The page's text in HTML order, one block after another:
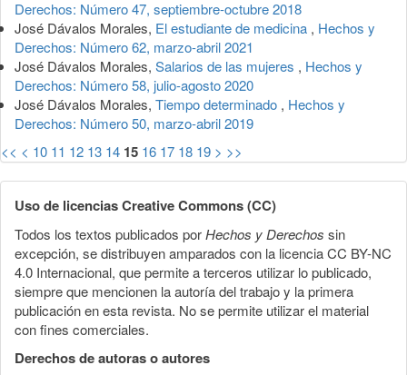
Derechos: Número 47, septiembre-octubre 2018
José Dávalos Morales, El estudiante de medicina , Hechos y
Derechos: Número 62, marzo-abril 2021
José Dávalos Morales, Salarios de las mujeres , Hechos y
Derechos: Número 58, julio-agosto 2020
José Dávalos Morales, Tiempo determinado , Hechos y
Derechos: Número 50, marzo-abril 2019
<< < 10 11 12 13 14 15 16 17 18 19 > >>
Uso de licencias Creative Commons (CC)
Todos los textos publicados porHechos y Derechos sin
excepción, se distribuyen amparados con la licencia CC BY-NC
4.0 Internacional, que permite a terceros utilizar lo publicado,
siempre que mencionen la autoría del trabajo y la primera
publicación en esta revista. No se permite utilizar el material
con fines comerciales.
Derechos de autoras o autores